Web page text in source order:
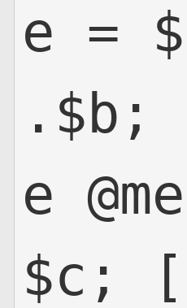
e =
.$b;
e
$c;